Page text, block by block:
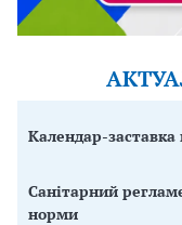
Календар-заставка
Санітарний
норми